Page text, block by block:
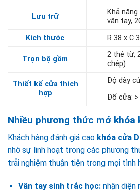
Lưu trữ
Khả
vân tay,
Kích thước
R 38 x C
Trọn bộ gồm
2 thẻ từ,
chép)
Thiết kế cửa thích
hợp
Độ dày
Đố cửa:
Nhiều phương thức mở khóa
Khách hàng đánh giá cao khóa cửa
nhờ sự linh hoạt trong các phương
trải nghiệm thuận tiện trong mọi tình
Vân tay sinh trắc học:nhận diện